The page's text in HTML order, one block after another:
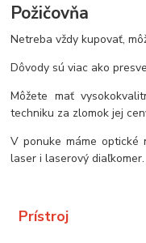
Požičovňa
Netreba vždy kupovať,
Dôvody sú viac ako
Môžete mať
techniku za zlomok jej
V ponuke máme optické
laser i laserový diaľkomer.
Prístroj